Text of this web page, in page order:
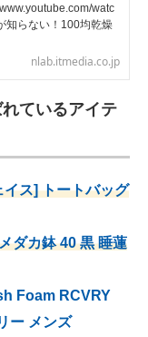
watc
知らない！100均乾燥
nlab.itmedia.co.jp
ているアイテ
ス] トートバッグ
ダカ鉢 40 黒 睡蓮
Foam RCVRY
ー メンズ